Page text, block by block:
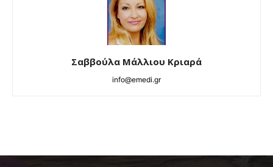
Σαββούλα Μάλλιου Κριαρά
info@emedi.gr